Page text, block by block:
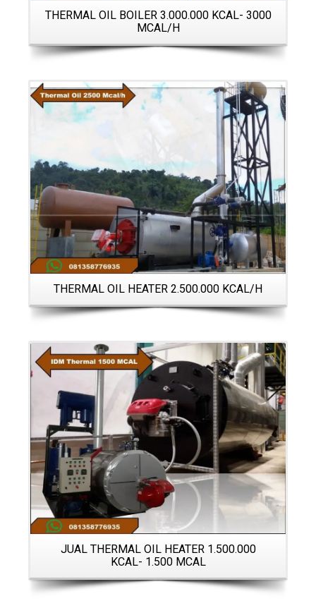
THERMAL OIL BOILER 3.000.000 KCAL- 3000
MCAL/H
Details
THERMAL OIL HEATER 2.500.000 KCAL/H
Details
JUAL THERMAL OIL HEATER 1.500.000
KCAL- 1.500 MCAL